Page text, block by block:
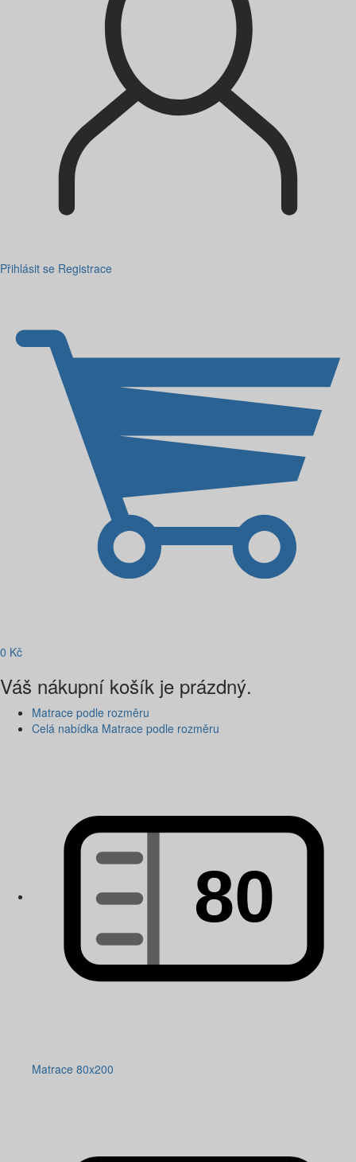
Přihlásit se Registrace
0 Kč
Váš nákupní košík je prázdný.
Matrace podle rozměru
Celá nabídka Matrace podle rozměru
Matrace 80x200